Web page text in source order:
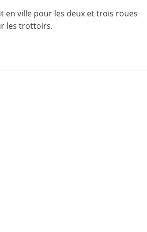
en ville pour les deux et trois roues
les trottoirs.